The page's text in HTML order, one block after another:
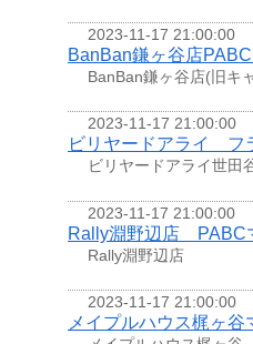
2023-11-17 21:00:00
BanBan鎌ヶ谷店
BanBan鎌ヶ谷店(旧キ
2023-11-17 21:00:00
ビリヤードアライ フ
ビリヤードアライ世田
2023-11-17 21:00:00
Rally淵野辺店 PABC
Rally淵野辺店
2023-11-17 21:00:00
メイプルハウス梶ヶ